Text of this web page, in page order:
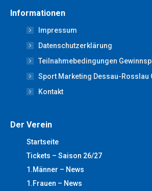
opens
new
window
opens
in
new
window
opens
in
new
window
opens
in
new
window
new
window
Informationen
Impressum
Datenschutzerklärung
Teilnahmebedingungen
Sport Marketing Dessau-Rosslau
Kontakt
Der Verein
Startseite
Tickets – Saison 26/27
1.Männer – News
1.Frauen – News